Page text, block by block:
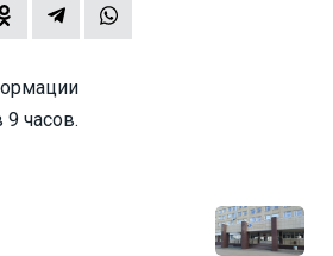
9 часов.